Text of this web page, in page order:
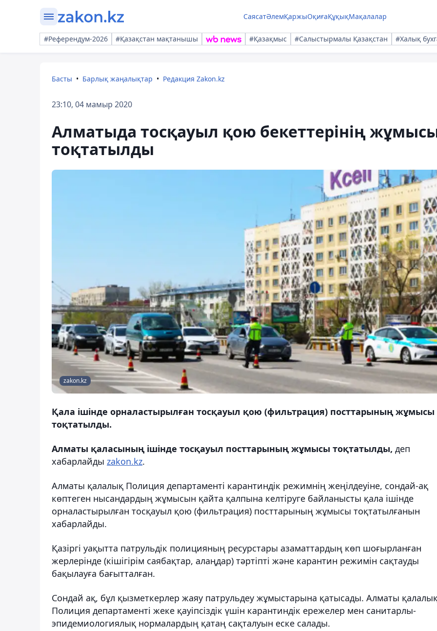
СаясатӘлемҚаржыОқиғаҚұқықМақалалар
#Референдум-2026 #Қазақстан мақтанышы #Қазақмыс #Салыстырмалы Қазақстан #Халық
Басты Барлық жаңалықтар Редакция Zakon.kz
23:10, 04 мамыр 2020
Алматыда тосқауыл қою бекеттерінің
тоқтатылды
zakon.kz
Қала ішінде орналастырылған тосқауыл қою (фильтрация) посттарының жұмысы
тоқтатылды.
Алматы қаласының ішінде тосқауыл посттарының жұмысы тоқтатылды, деп
хабарлайды zakon.kz.
Алматы қалалық Полиция департаменті карантиндік режимнің жеңілдеуіне, сондай-ақ
көптеген нысандардың жұмысын қайта қалпына келтіруге байланысты қала ішінде
орналастырылған тосқауыл қою (фильтрация) посттарының жұмысы тоқтатылғанын
хабарлайды.
Қазіргі уақытта патрульдік полицияның ресурстары азаматтардың көп шоғырланған
жерлерінде (кішігірім саябақтар, алаңдар) тәртіпті және карантин режимін сақтауды
бақылауға бағытталған.
Сондай ақ, бұл қызметкерлер жаяу патрульдеу жұмыстарына қатысады. Алматы
Полиция департаменті жеке қауіпсіздік үшін карантиндік ережелер мен санитарлы-
эпидемиологиялық нормалардың қатаң сақталуын еске салады.